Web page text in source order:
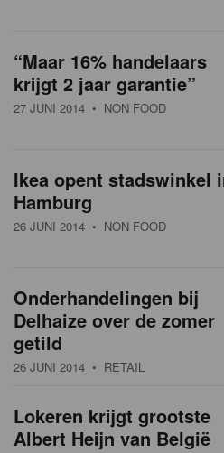
c
“Maar 16% handelaars
krijgt 2 jaar garantie”
27 JUNI 2014 • NON FOOD
Ikea opent stadswinkel
Hamburg
26 JUNI 2014 • NON FOOD
Onderhandelingen bij
Delhaize over de zomer
getild
26 JUNI 2014 • RETAIL
Lokeren krijgt grootste
Albert Heijn van België